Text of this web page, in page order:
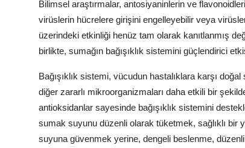
Bilimsel araştırmalar, antosiyaninlerin ve
virüslerin hücrelere girişini engelleyebilir veya
üzerindeki etkinliği henüz tam olarak kanıtlanmış
birlikte, sumağın bağışıklık sistemini güçlendirici
Bağışıklık sistemi, vücudun hastalıklara karşı
diğer zararlı mikroorganizmaları daha etkili bir
antioksidanlar sayesinde bağışıklık sistemini
sumak suyunu düzenli olarak tüketmek, sağlıklı bir
suyuna güvenmek yerine, dengeli beslenme,